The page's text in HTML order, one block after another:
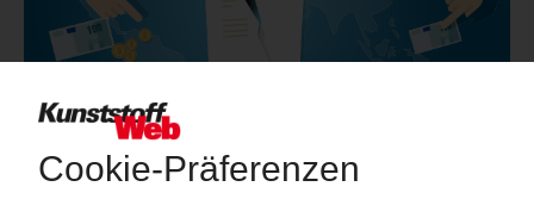
Force Majeure in der Kunststoffindustrie
Fragen und Antworten: Was Kunst­stoff­verarbeiter wissen müssen,
wenn der Lieferant nicht mehr liefert – Informationen zum